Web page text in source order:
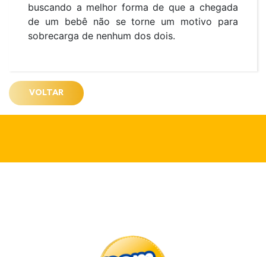
buscando a melhor forma de que a chegada
de um bebê não se torne um motivo para
sobrecarga de nenhum dos dois.
VOLTAR